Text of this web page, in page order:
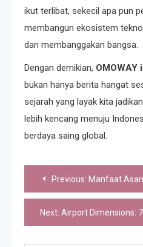
ikut terlibat, sekecil apa pun
membangun ekosistem
dan membanggakan bangsa.
Dengan demikian, OMOWAY
bukan hanya berita hangat
sejarah yang layak kita
lebih kencang menuju
berdaya saing global.
Post
navigation
Previous: Manfaat Asam Jawa: 3
Next: Airport Dimensions: 7 Fakta Spektakuler